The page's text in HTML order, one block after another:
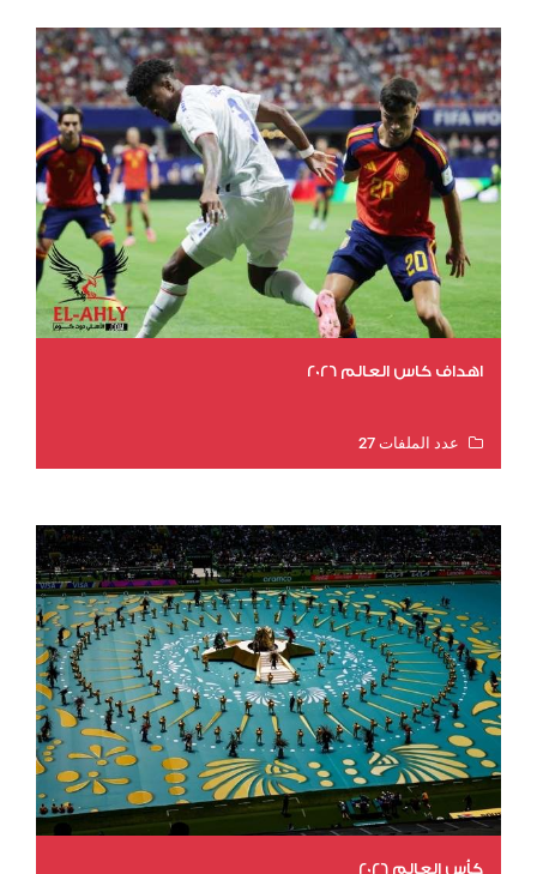
اهداف كاس العالم 2026
عدد الملفات 27
كأس العالم 2026